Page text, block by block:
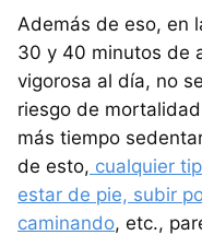
Además de eso, en
30 y 40 minutos de
vigorosa al día, no
riesgo de
más tiempo
de esto, cualquier
estar de pie, subir
caminando, etc.,